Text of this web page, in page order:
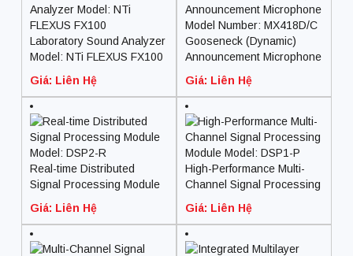
Laboratory Sound Analyzer
Model: NTi FLEXUS FX100
Giá: Liên Hệ
Gooseneck (Dynamic)
Announcement Microphone
Giá: Liên Hệ
Real-time Distributed
Signal Processing Module
Giá: Liên Hệ
High-Performance Multi-
Channel Signal Processing
Giá: Liên Hệ